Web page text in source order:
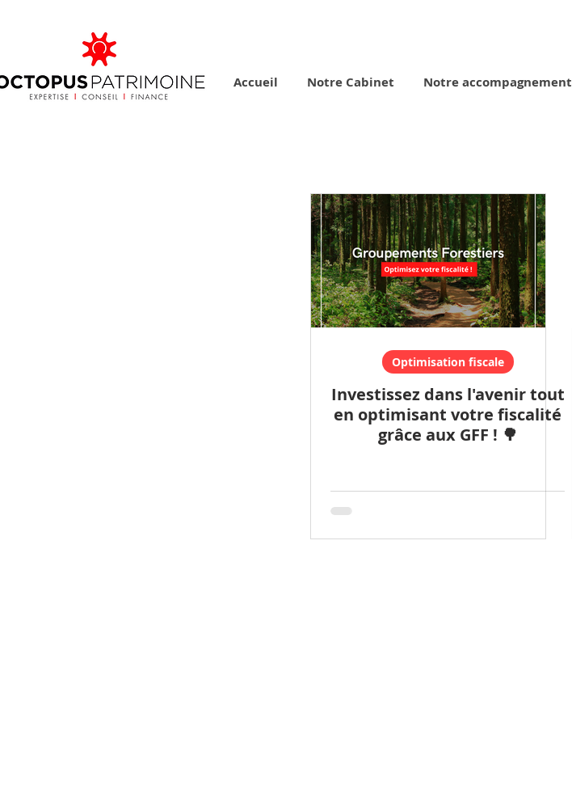
Accueil Notre Cabinet Notre accompagnement
Optimisation fiscale
Investissez dans l'avenir tout
en optimisant votre fiscalité
grâce aux GFF ! 🌳